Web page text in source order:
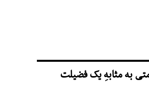
به مثابهِ یک فضیلت